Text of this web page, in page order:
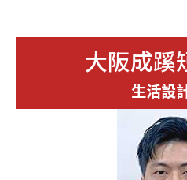
大阪成蹊
生活設